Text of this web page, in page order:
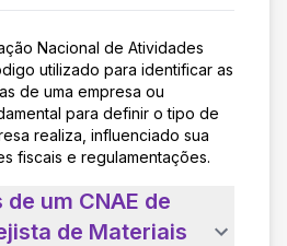
Nacional de Atividades
utilizado para identificar as
de uma empresa ou
para definir o tipo de
realiza, influenciado sua
fiscais e regulamentações.
um CNAE de
de Materiais